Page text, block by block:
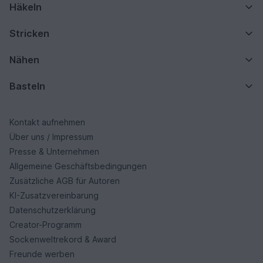
Häkeln
Stricken
Nähen
Basteln
Kontakt aufnehmen
Über uns / Impressum
Presse & Unternehmen
Allgemeine Geschäftsbedingungen
Zusätzliche AGB für Autoren
KI-Zusatzvereinbarung
Datenschutzerklärung
Creator-Programm
Sockenweltrekord & Award
Freunde werben